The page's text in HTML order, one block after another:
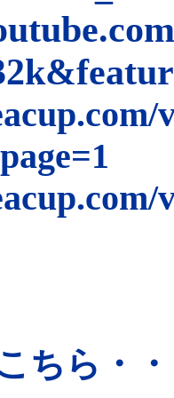
ちら・